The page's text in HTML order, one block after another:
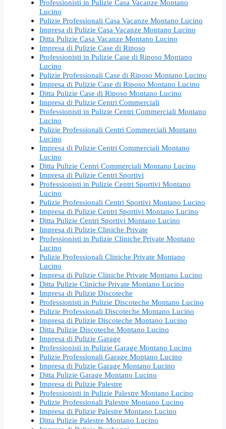
Professionisti in Pulizie Casa Vacanze Montano
Lucino
Pulizie Professionali Casa Vacanze Montano Lucino
Impresa di Pulizie Casa Vacanze Montano Lucino
Ditta Pulizie Casa Vacanze Montano Lucino
Impresa di Pulizie Case di Riposo
Professionisti in Pulizie Case di Riposo Montano
Lucino
Pulizie Professionali Case di Riposo Montano Lucino
Impresa di Pulizie Case di Riposo Montano Lucino
Ditta Pulizie Case di Riposo Montano Lucino
Impresa di Pulizie Centri Commerciali
Professionisti in Pulizie Centri Commerciali Montano
Lucino
Pulizie Professionali Centri Commerciali Montano
Lucino
Impresa di Pulizie Centri Commerciali Montano
Lucino
Ditta Pulizie Centri Commerciali Montano Lucino
Impresa di Pulizie Centri Sportivi
Professionisti in Pulizie Centri Sportivi Montano
Lucino
Pulizie Professionali Centri Sportivi Montano Lucino
Impresa di Pulizie Centri Sportivi Montano Lucino
Ditta Pulizie Centri Sportivi Montano Lucino
Impresa di Pulizie Cliniche Private
Professionisti in Pulizie Cliniche Private Montano
Lucino
Pulizie Professionali Cliniche Private Montano
Lucino
Impresa di Pulizie Cliniche Private Montano Lucino
Ditta Pulizie Cliniche Private Montano Lucino
Impresa di Pulizie Discoteche
Professionisti in Pulizie Discoteche Montano Lucino
Pulizie Professionali Discoteche Montano Lucino
Impresa di Pulizie Discoteche Montano Lucino
Ditta Pulizie Discoteche Montano Lucino
Impresa di Pulizie Garage
Professionisti in Pulizie Garage Montano Lucino
Pulizie Professionali Garage Montano Lucino
Impresa di Pulizie Garage Montano Lucino
Ditta Pulizie Garage Montano Lucino
Impresa di Pulizie Palestre
Professionisti in Pulizie Palestre Montano Lucino
Pulizie Professionali Palestre Montano Lucino
Impresa di Pulizie Palestre Montano Lucino
Ditta Pulizie Palestre Montano Lucino